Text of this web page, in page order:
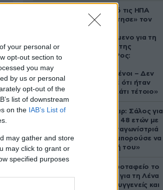
your personal or
opt-out section to
you may
by us or personal
opt-out of the
list of downstream
on the IAB’s List of
may gather and store
may click to grant or
specified purposes
Ζευγάρι από τις ΗΠΑ
που «υιοθέτησε» τον
κατηγορούμενο για τη
δολοφονία της
Ελίζαμπεθ Ρος:
συντετριμμένοι – Δεν
έδειξε ποτέ ότι ήταν
ικανός για κάτι τέτοιο»
Ρίτσαρντ Γκιρ: Σάλος για
τη διαφορά 48 ετών με
τη συμπρωταγωνίστριά
του – «Θα μπορούσε να
είναι εγγονή του»
Στο Α’ Νεκροταφείο το
μνημόσυνο για τη Λένα
Σαμαρά – Συγγενείς και